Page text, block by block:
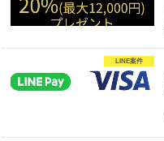
LINE案件